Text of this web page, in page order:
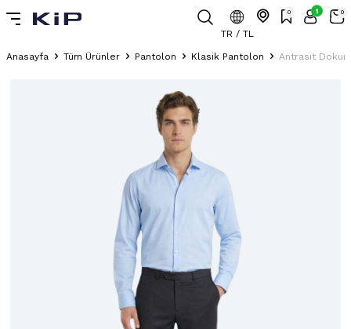
TR / TL
0 1 0
Anasayfa Tüm Ürünler Pantolon Klasik Pantolon Antrasit